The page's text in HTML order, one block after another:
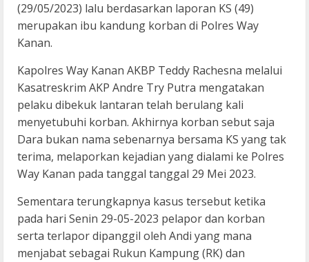
(29/05/2023) lalu berdasarkan laporan KS (49)
merupakan ibu kandung korban di Polres Way
Kanan.
Kapolres Way Kanan AKBP Teddy Rachesna melalui
Kasatreskrim AKP Andre Try Putra mengatakan
pelaku dibekuk lantaran telah berulang kali
menyetubuhi korban. Akhirnya korban sebut saja
Dara bukan nama sebenarnya bersama KS yang tak
terima, melaporkan kejadian yang dialami ke Polres
Way Kanan pada tanggal tanggal 29 Mei 2023.
Sementara terungkapnya kasus tersebut ketika
pada hari Senin 29-05-2023 pelapor dan korban
serta terlapor dipanggil oleh Andi yang mana
menjabat sebagai Rukun Kampung (RK) dan